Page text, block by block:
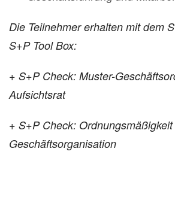
Die Teilnehmer erhalten mit dem
S+P Tool Box:
+ S+P Check: Muster-
Aufsichtsrat
+ S+P Check:
Geschäftsorganisation